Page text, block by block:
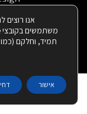
אנו רוצים
תמיד, וחלקם (כמו
אישור